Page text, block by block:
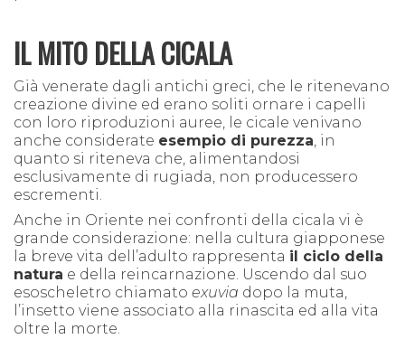
IL MITO DELLA CICALA
Già venerate dagli antichi greci, che le ritenevano
creazione divine ed erano soliti ornare i capelli
con loro riproduzioni auree, le cicale venivano
anche considerate esempio di purezza, in
quanto si riteneva che, alimentandosi
esclusivamente di rugiada, non producessero
escrementi.
Anche in Oriente nei confronti della cicala vi è
g rande considerazione: nella cultura giapponese
la breve vita dell’adulto rappresenta il ciclo della
natura e della reincarnazione. Uscendo dal suo
esoscheletro chiamato exuvia dopo la muta,
l’insetto viene associato alla rinascita ed alla vita
oltre la morte.